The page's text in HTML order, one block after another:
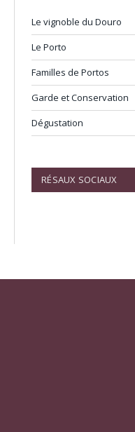
Le vignoble du Douro
Le Porto
Familles de Portos
Garde et Conservation
Dégustation
RÉSAUX SOCIAUX